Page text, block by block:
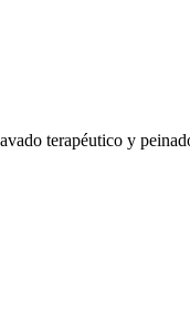
terapéutico y